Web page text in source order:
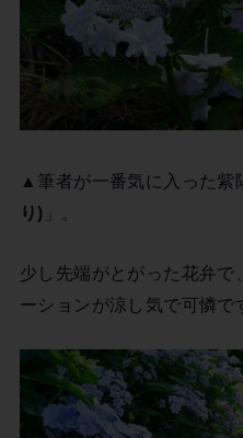
▲筆者が一番気に入った紫
り) 」。
少し先端がとがった花弁
ーションが涼し気で可憐で